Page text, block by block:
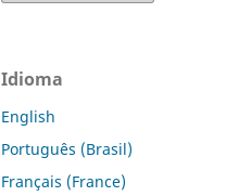
Idioma
English
Português (Brasil)
Français (France)